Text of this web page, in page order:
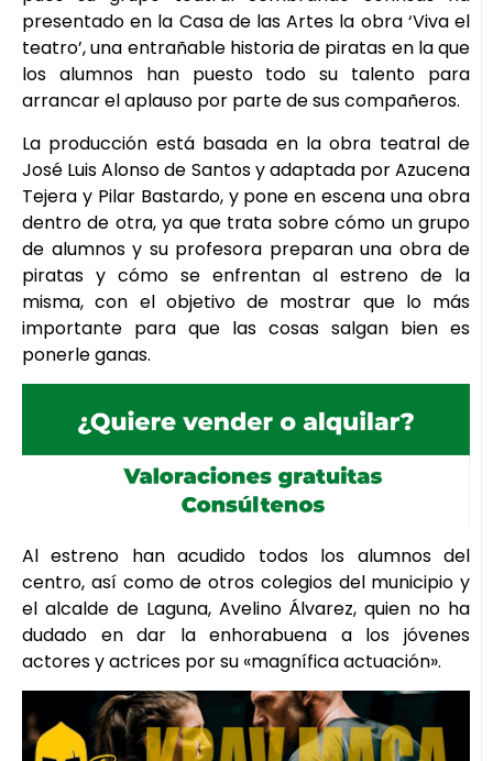
presentado en la Casa de las Artes la obra ‘Viva el
teatro’, una entrañable historia de piratas en la que
los alumnos han puesto todo su talento para
arrancar el aplauso por parte de sus compañeros.
La producción está basada en la obra teatral de
José Luis Alonso de Santos y adaptada por Azucena
Tejera y Pilar Bastardo, y pone en escena una obra
dentro de otra, ya que trata sobre cómo un grupo
de alumnos y su profesora preparan una obra de
piratas y cómo se enfrentan al estreno de la
misma, con el objetivo de mostrar que lo más
importante para que las cosas salgan bien es
ponerle ganas.
Al estreno han acudido todos los alumnos del
centro, así como de otros colegios del municipio y
el alcalde de Laguna, Avelino Álvarez, quien no ha
dudado en dar la enhorabuena a los jóvenes
actores y actrices por su «magnífica actuación».